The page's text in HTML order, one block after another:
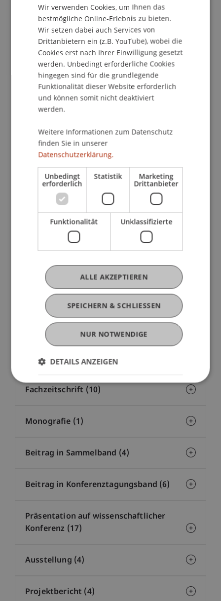
Laufende Projekte (5)
Abgeschlossene Projekte (35)
Transferprojekte
Dissertationsvorhaben
Dissertationen
Laufende Projekte (5)
Abgeschlossene Projekte (12)
Publikationen
Fachzeitschrift (10)
Monografie (1)
Beitrag in Sammelband (4)
Beitrag in Konferenztagungsband (6)
Präsentation auf wissenschaftlicher
Konferenz (17)
Ausstellung (4)
Projektbericht (4)
Wir verwenden Cookies, um Ihnen das
bestmögliche Online-Erlebnis zu bieten.
Wir setzen dabei auch Services von
Drittanbietern ein (z.B. YouTube), wobei die
Cookies erst nach Ihrer Einwilligung gesetzt
werden. Unbedingt erforderliche Cookies
hingegen sind für die grundlegende
Funktionalität dieser Website erforderlich
und können somit nicht deaktiviert
werden.
Weitere Informationen zum Datenschutz
finden Sie in unserer
Datenschutzerklärung.
Unbedingt
erforderlich
Statistik Marketing
Drittanbieter
Funktionalität Unklassifizierte
SPEICHERN & SCHLIESSEN
ALLE AKZEPTIEREN
NUR NOTWENDIGE
DETAILS ANZEIGEN